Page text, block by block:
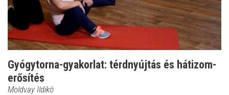
Gyógytorna-gyakorlat: térdnyújtás és hátizom-
erősítés
Moldvay Ildikó